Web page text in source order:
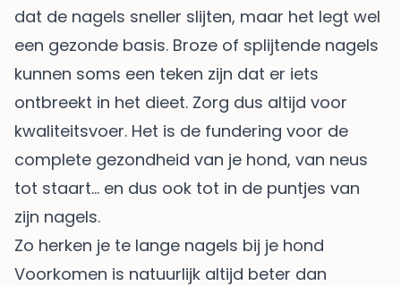
dat de nagels sneller slijten, maar het legt wel
een gezonde basis. Broze of splijtende nagels
kunnen soms een teken zijn dat er iets
ontbreekt in het dieet. Zorg dus altijd voor
kwaliteitsvoer. Het is de fundering voor de
complete gezondheid van je hond, van neus
tot staart… en dus ook tot in de puntjes van
zijn nagels.
Zo herken je te lange nagels bij je hond
Voorkomen is natuurlijk altijd beter dan